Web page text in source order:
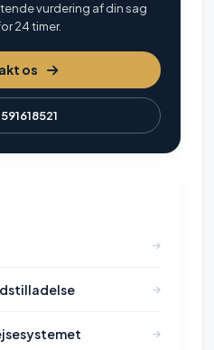
vurdering af din sag
24 timer.
os